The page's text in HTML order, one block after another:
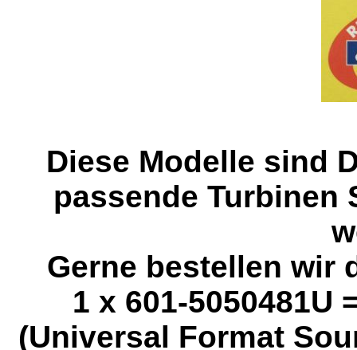
Diese Modelle sind
passende Turbinen
Gerne bestellen wir
1 x 601-5050481U
(Universal Format